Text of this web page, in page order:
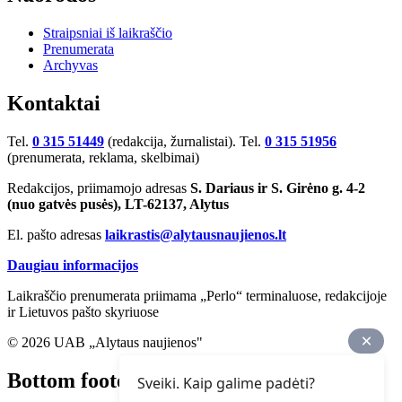
Straipsniai iš laikraščio
Prenumerata
Archyvas
Kontaktai
Tel. 0 315 51449 (redakcija, žurnalistai). Tel. 0 315 51956
(prenumerata, reklama, skelbimai)
Redakcijos, priimamojo adresas S. Dariaus ir S. Girėno g. 4-2
(nuo gatvės pusės), LT-62137, Alytus
El. pašto adresas laikrastis@alytausnaujienos.lt
Daugiau informacijos
Laikraščio prenumerata priimama „Perlo“ terminaluose, redakcijoje
ir Lietuvos pašto skyriuose
© 2026 UAB „Alytaus naujienos"
Bottom footer Sveiki. Kaip galime padėti?